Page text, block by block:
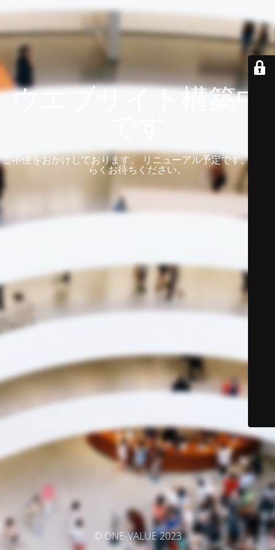
ウエブサイト構築中
ご不便をおかけしております。 リニューアル予定です。 しば
らくお待ちください。
© ONE-VALUE 2023